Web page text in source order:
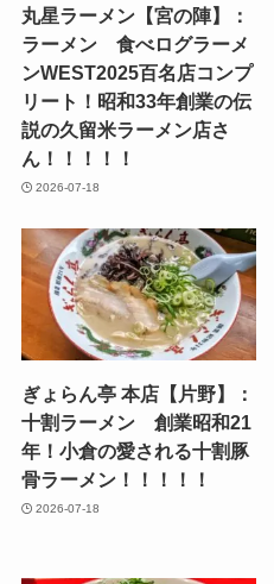
丸星ラーメン【宮の陣】：
ラーメン 食べログラーメ
ンWEST2025百名店コンプ
リート！昭和33年創業の伝
説の久留米ラーメン店さ
ん！！！！！
2026-07-18
ぎょらん亭 本店【片野】：
十割ラーメン 創業昭和21
年！小倉の愛される十割豚
骨ラーメン！！！！！
2026-07-18